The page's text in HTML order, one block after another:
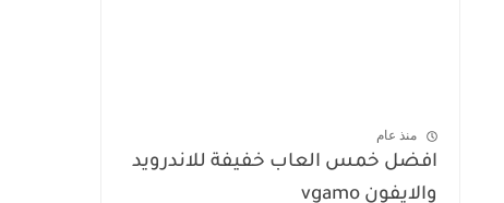
منذ عام
افضل خمس العاب خفيفة للاندرويد
والايفون vgamo